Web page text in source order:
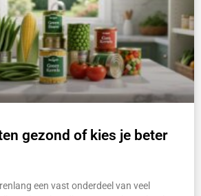
gezond of kies je beter
een vast onderdeel van veel